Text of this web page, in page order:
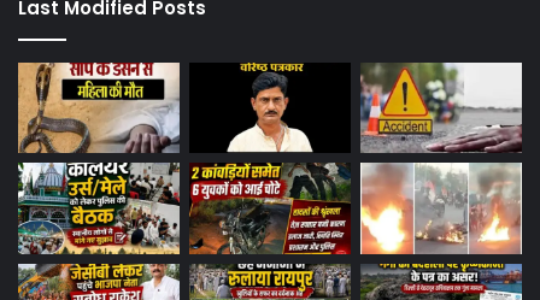
Last Modified Posts